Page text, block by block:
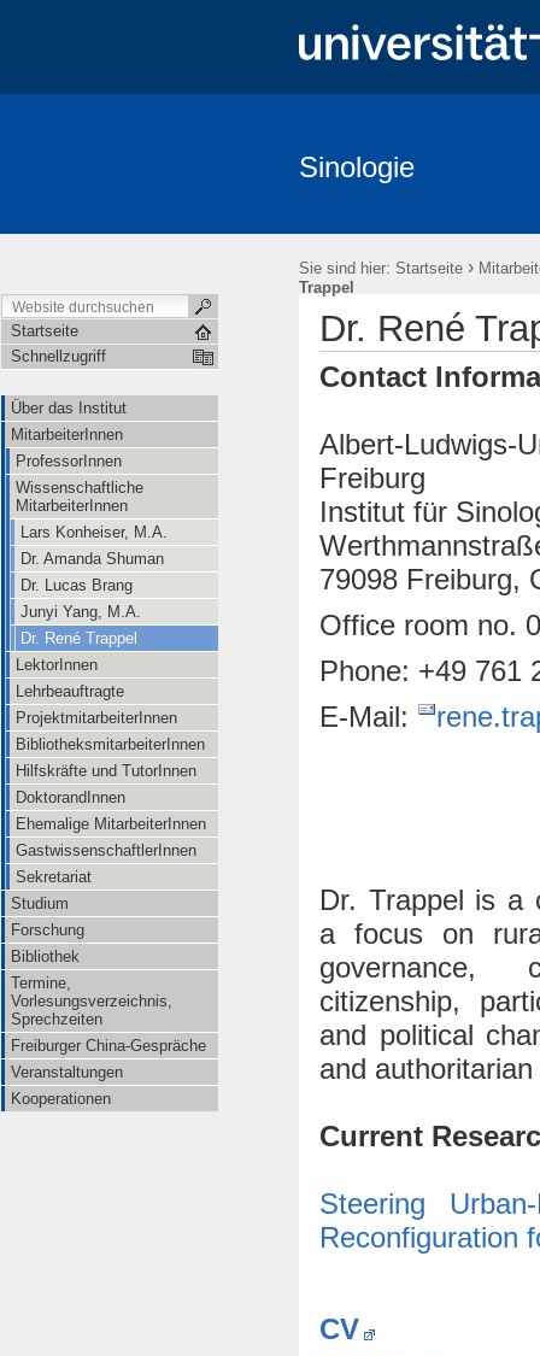
Veranstaltungen Kooperationen
Sinologie
Sie sind hier: Startseite ›
Trappel
Startseite
Schnellzugriff
Über das Institut
MitarbeiterInnen
ProfessorInnen
Wissenschaftliche
MitarbeiterInnen
Lars Konheiser, M.A.
Dr. Amanda Shuman
Dr. Lucas Brang
Junyi Yang, M.A.
Dr. René Trappel
LektorInnen
Lehrbeauftragte
ProjektmitarbeiterInnen
BibliotheksmitarbeiterInnen
Hilfskräfte und TutorInnen
DoktorandInnen
Ehemalige MitarbeiterInnen
GastwissenschaftlerInnen
Sekretariat
Studium
Forschung
Bibliothek
Termine,
Vorlesungsverzeichnis,
Sprechzeiten
Freiburger China-Gespräche
Veranstaltungen
Kooperationen
Dr. René
Contact
Albert-Ludwigs-
Freiburg
Institut für
79098 Freiburg,
Office room no.
Phone: +49 761
E-Mail:
Dr. Trappel is a
a focus on
governance,
citizenship,
and political
and
Current
Steering
Reconfiguration
CV